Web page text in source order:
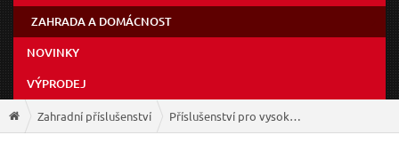
ZAHRADA A DOMÁCNOST
NOVINKY
VÝPRODEJ
Zahradní příslušenství Příslušenství pro vysokotlaké čističe